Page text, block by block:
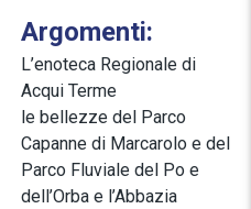
Argomenti:
L’enoteca Regionale di
Acqui Terme
le bellezze del Parco
Capanne di Marcarolo e del
Parco Fluviale del Po e
dell’Orba e l’Abbazia